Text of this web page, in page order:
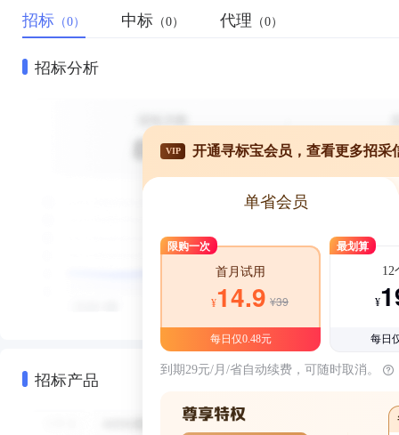
招标 （0） 中标 （0） 代理 （0）
招标分析
招标产品
VIP 开通寻标宝会员，查看更多招采
单省会员
限购一次
首月试用
¥14.9 ¥39
每日仅0.48元
最划算
12
¥
每日
到期29元/月/省自动续费，可随时取消。